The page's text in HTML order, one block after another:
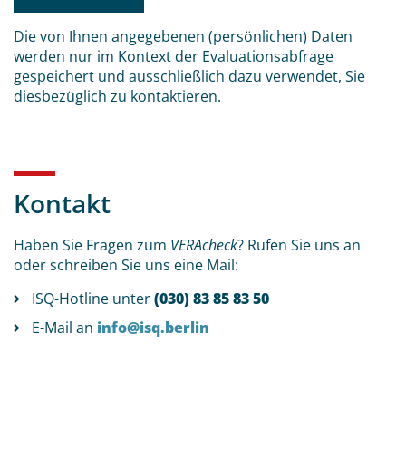
Die von Ihnen angegebenen (persönlichen) Daten
werden nur im Kontext der Evaluationsabfrage
gespeichert und ausschließlich dazu verwendet, Sie
diesbezüglich zu kontaktieren.
Kontakt
Haben Sie Fragen zum VERAcheck? Rufen Sie uns an
oder schreiben Sie uns eine Mail:
ISQ-Hotline unter(030) 83 85 83 50
E-Mail an info@isq.berlin